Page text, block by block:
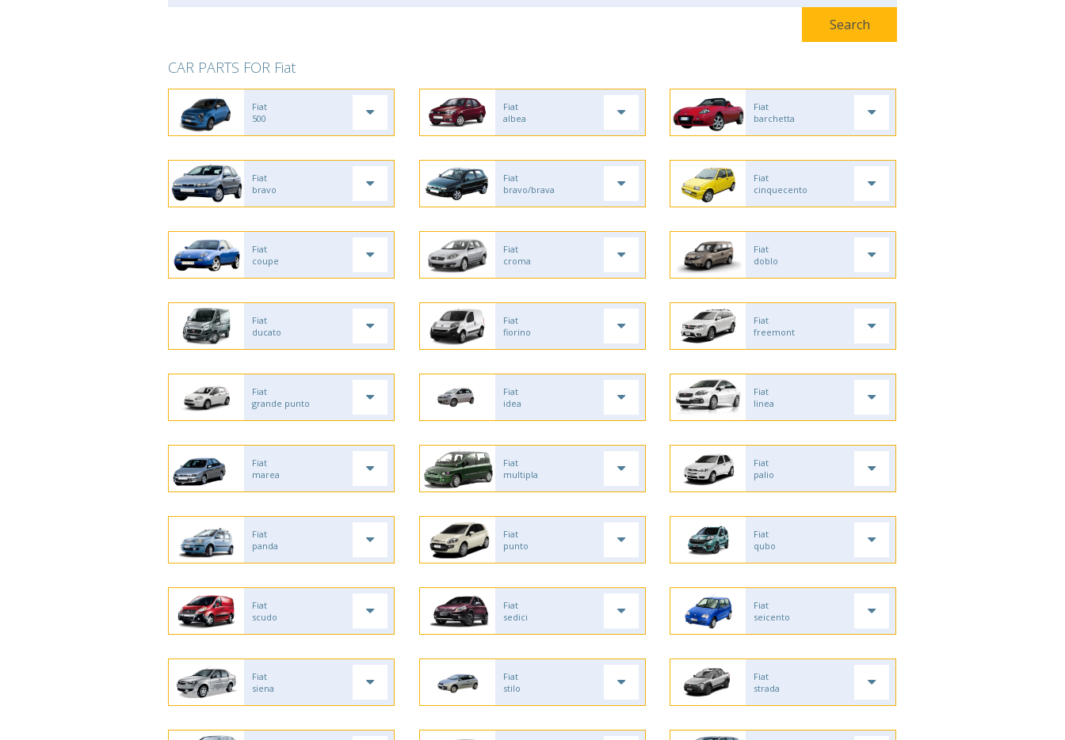
CAR PARTS FOR Fiat
Fiat
500
Fiat
albea
Fiat
barchetta
Fiat
bravo
Fiat
bravo/brava
Fiat
cinquecento
Fiat
coupe
Fiat
croma
Fiat
doblo
Fiat
ducato
Fiat
fiorino
Fiat
freemont
Fiat
grande punto
Fiat
idea
Fiat
linea
Fiat
marea
Fiat
multipla
Fiat
palio
Fiat
panda
Fiat
punto
Fiat
qubo
Fiat
scudo
Fiat
sedici
Fiat
seicento
Fiat
siena
Fiat
stilo
Fiat
strada